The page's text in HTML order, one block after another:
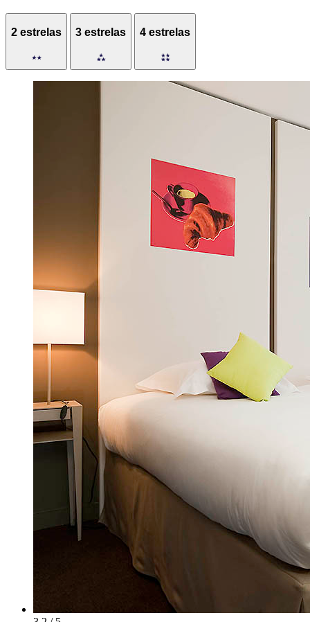
2 estrelas 3 estrelas 4 estrelas